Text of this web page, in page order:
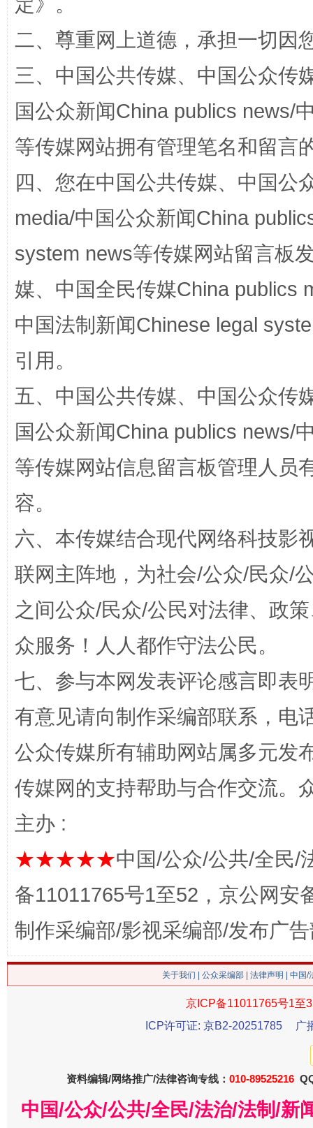
揭批美国五大"原罪" "炒
漫山遍野的桃花与雪山、麦地、白藏房 除
招工难、用工荒背后
二、尊重网上道德，承担一切因
三、中国公共传媒、中国公众传
国公众新闻China publics news/
等传媒网站拥有管理笔名和留言
四、您在中国公共传媒、中国公
media/中国公众新闻China
system news等传媒网站留言板
媒、中国全民传媒China publics
中国法制新闻Chinese legal
引用。
五、中国公共传媒、中国公众传
国公众新闻China publics news/
等传媒网站信息留言板管理人员
容。
六、本传媒结合现代网络科技影
联网主阵地，为社会/公众/民众/
之间公众/民众/公民对法律、政
众服务！人人都作守法公民。
七、参与本网发表评论感言即表
有意见请向制作采编部联系，电
公众传媒所有辅助网站属多元发
传媒网的支持帮助与合作交流。
主办 :
★★★★★中国/公众/公共/全民/
备11011765号1至52，京公网安
制作采编部/影视采编部/发布广
关于我们 公众采编部 法律声明 | 中国
京ICP备11011765号1至
ICP许可证: 京B2-20251785
广
资料编辑/网络推广/法律咨询专线： 010-89525216
中国/公众/公共/全民/法治/法制/新